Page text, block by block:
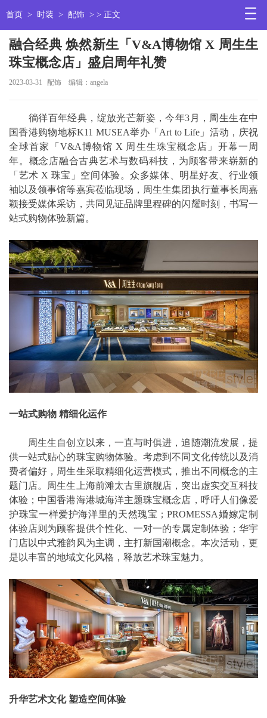
首页 > 时装 > 配饰 > > 正文
融合经典 焕然新生「V&A博物馆 X 周生生
珠宝概念店」盛启周年礼赞
2023-03-31 配饰 编辑：angela
徜徉百年经典，绽放光芒新姿，今年3月，周生生在中
国香港购物地标K11 MUSEA举办「Art to Life」活动，庆祝
全球首家「V&A博物馆 X 周生生珠宝概念店」开幕一周
年。概念店融合古典艺术与数码科技，为顾客带来崭新的
「艺术 X 珠宝」空间体验。众多媒体、明星好友、行业领
袖以及领事馆等嘉宾莅临现场，周生生集团执行董事长周嘉
颖接受媒体采访，共同见证品牌里程碑的闪耀时刻，书写一
站式购物体验新篇。
一站式购物 精细化运作
周生生自创立以来，一直与时俱进，追随潮流发展，提
供一站式贴心的珠宝购物体验。考虑到不同文化传统以及消
费者偏好，周生生采取精细化运营模式，推出不同概念的主
题门店。周生生上海前滩太古里旗舰店，突出虚实交互科技
体验；中国香港海港城海洋主题珠宝概念店，呼吁人们像爱
护珠宝一样爱护海洋里的天然瑰宝；PROMESSA婚嫁定制
体验店则为顾客提供个性化、一对一的专属定制体验；华宇
门店以中式雅韵风为主调，主打新国潮概念。本次活动，更
是以丰富的地域文化风格，释放艺术珠宝魅力。
升华艺术文化 塑造空间体验